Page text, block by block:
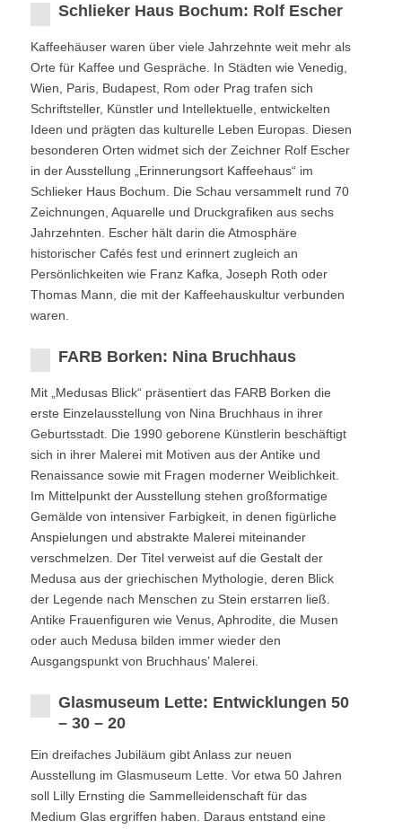
Schlieker Haus Bochum: Rolf Escher
Kaffeehäuser waren über viele Jahrzehnte weit mehr als
Orte für Kaffee und Gespräche. In Städten wie Venedig,
Wien, Paris, Budapest, Rom oder Prag trafen sich
Schriftsteller, Künstler und Intellektuelle, entwickelten
Ideen und prägten das kulturelle Leben Europas. Diesen
besonderen Orten widmet sich der Zeichner Rolf Escher
in der Ausstellung „Erinnerungsort Kaffeehaus“ im
Schlieker Haus Bochum. Die Schau versammelt rund 70
Zeichnungen, Aquarelle und Druckgrafiken aus sechs
Jahrzehnten. Escher hält darin die Atmosphäre
historischer Cafés fest und erinnert zugleich an
Persönlichkeiten wie Franz Kafka, Joseph Roth oder
Thomas Mann, die mit der Kaffeehauskultur verbunden
waren.
FARB Borken: Nina Bruchhaus
Mit „Medusas Blick“ präsentiert das FARB Borken die
erste Einzelausstellung von Nina Bruchhaus in ihrer
Geburtsstadt. Die 1990 geborene Künstlerin beschäftigt
sich in ihrer Malerei mit Motiven aus der Antike und
Renaissance sowie mit Fragen moderner Weiblichkeit.
Im Mittelpunkt der Ausstellung stehen großformatige
Gemälde von intensiver Farbigkeit, in denen figürliche
Anspielungen und abstrakte Malerei miteinander
verschmelzen. Der Titel verweist auf die Gestalt der
Medusa aus der griechischen Mythologie, deren Blick
der Legende nach Menschen zu Stein erstarren ließ.
Antike Frauenfiguren wie Venus, Aphrodite, die Musen
oder auch Medusa bilden immer wieder den
Ausgangspunkt von Bruchhaus’ Malerei.
Glasmuseum Lette: Entwicklungen 50
– 30 – 20
Ein dreifaches Jubiläum gibt Anlass zur neuen
Ausstellung im Glasmuseum Lette. Vor etwa 50 Jahren
soll Lilly Ernsting die Sammelleidenschaft für das
Medium Glas ergriffen haben. Daraus entstand eine